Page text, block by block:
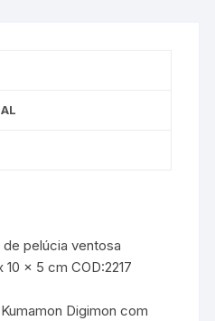
de pelúcia ventosa
10 x 5 cm COD:2217
Digimon com